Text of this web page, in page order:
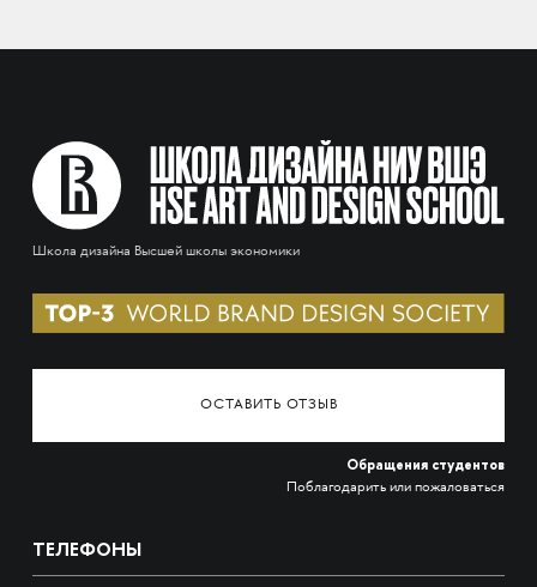
Школа дизайна Высшей школы экономики
ОСТАВИТЬ ОТЗЫВ
Обращения студентов
Поблагодарить или пожаловаться
ТЕЛЕФОНЫ